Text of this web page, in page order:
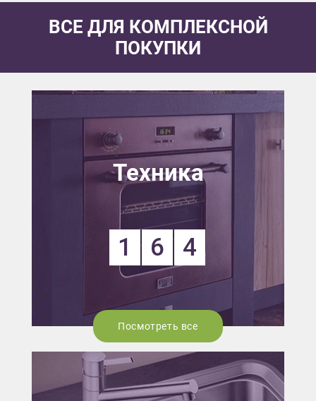
ВСЕ ДЛЯ КОМПЛЕКСНОЙ
ПОКУПКИ
Техника
1 6 4
Посмотреть все